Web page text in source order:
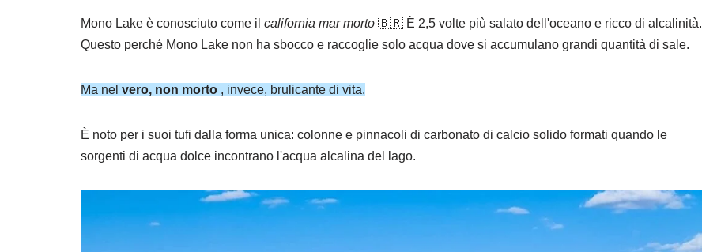
Mono Lake è conosciuto come il california mar morto 🇧🇷 È 2,5 volte più salato dell'oceano e ricco di alcalinità.
Questo perché Mono Lake non ha sbocco e raccoglie solo acqua dove si accumulano grandi quantità di sale.
Ma nel vero, non morto , invece, brulicante di vita.
È noto per i suoi tufi dalla forma unica: colonne e pinnacoli di carbonato di calcio solido formati quando le
sorgenti di acqua dolce incontrano l'acqua alcalina del lago.